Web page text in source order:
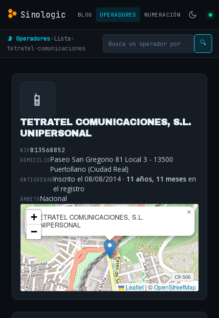
Sinologic BLOG OPERADORES NUMERACIÓN
📡 Operadores› Lista›
tetratel-comunicaciones
🔍
📱
TETRATEL COMUNICACIONES, S.L.
UNIPERSONAL
NIFB13568852
DOMICILIOPaseo San Gregorio 81 Local 3 - 13500
Puertollano (Ciudad Real)
ANTIGÜEDADInscrito el 08/08/2014 · 11 años, 11 meses en
el registro
ÁMBITONacional
TETRATEL COMUNICACIONES, S.L.
UNIPERSONAL
×
+
−
Leaflet| ©OpenStreetMap